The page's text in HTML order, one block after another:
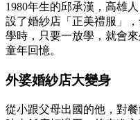
1980年生的邱承漢，高雄
設了婚紗店「正美禮服」
學時，只要一放學，就會
童年回憶。
外婆婚紗店大變身
從小跟父母出國的他，對